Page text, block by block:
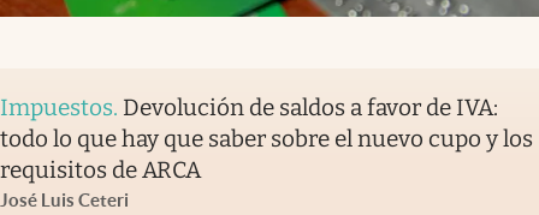
Impuestos. Devolución de saldos a favor de IVA:
todo lo que hay que saber sobre el nuevo cupo y los
requisitos de ARCA
José Luis Ceteri